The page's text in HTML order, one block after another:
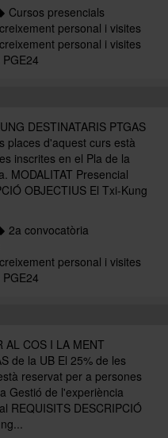
Cursos presencials
personal i visites
personal i visites
PGE24
DESTINATARIS PTGAS
places d'aquest curs està
inscrites en el Pla de la
MODALITAT Presencial
OBJECTIUS El Txi-Kung
2a convocatòria
personal i visites
PGE24
AL COS I LA MENT
de la UB El 25% de les
reservat per a persones
Gestió de l'experiència
REQUISITS DESCRIPCIÓ